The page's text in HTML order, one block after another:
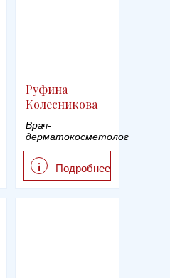
Подробнее
i
Руфина
Колесникова
Врач-
дерматокосметолог